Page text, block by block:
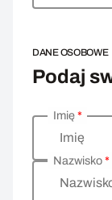
DANE OSOBOWE
Podaj
Wprowadź
Imię
Imię*
Nazwisko*